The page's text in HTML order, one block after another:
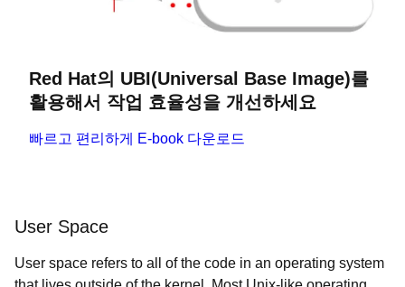
Red Hat의 UBI(Universal Base Image)를
활용해서 작업 효율성을 개선하세요
빠르고 편리하게 E-book 다운로드
User Space
User space refers to all of the code in an operating system